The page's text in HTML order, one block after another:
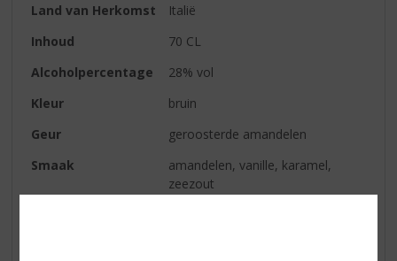
Land van Herkomst
Italië
Inhoud
70 CL
Alcoholpercentage
28% vol
Kleur
bruin
Geur
geroosterde amandelen
Smaak
amandelen, vanille, karamel,
zeezout